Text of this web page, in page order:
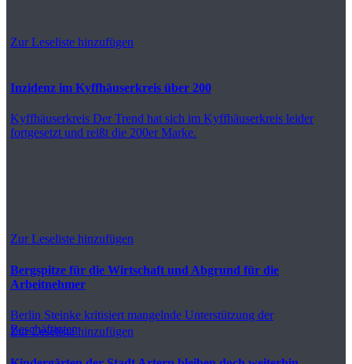
Zur Leseliste hinzufügen
Inzidenz im Kyffhäuserkreis über 200
Kyffhäuserkreis Der Trend hat sich im Kyffhäuserkreis leider
fortgesetzt und reißt die 200er Marke.
Zur Leseliste hinzufügen
Bergspitze für die Wirtschaft und Abgrund für die
Arbeitnehmer
Berlin Steinke kritisiert mangelnde Unterstützung der
Beschäftigten
Zur Leseliste hinzufügen